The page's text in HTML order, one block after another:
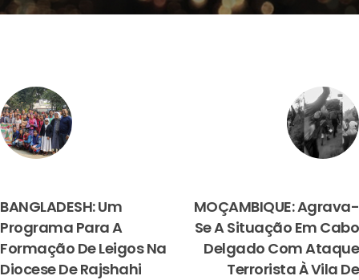
BANGLADESH: Um
Programa Para A
Formação De Leigos Na
Diocese De Rajshahi
MOÇAMBIQUE: Agrava-
Se A Situação Em Cabo
Delgado Com Ataque
Terrorista À Vila De